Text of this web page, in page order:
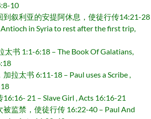
10
到叙利亚的安提阿休息，使徒行传14:21-28
in Syria to rest after the first trip,
太书 1:1-6:18 – The Book Of Galatians,
拉太书 6:11-18 – Paul uses a Scribe ,
21 – Slave Girl , Acts 16:16-21
监禁，使徒行传 16:22-40 – Paul And